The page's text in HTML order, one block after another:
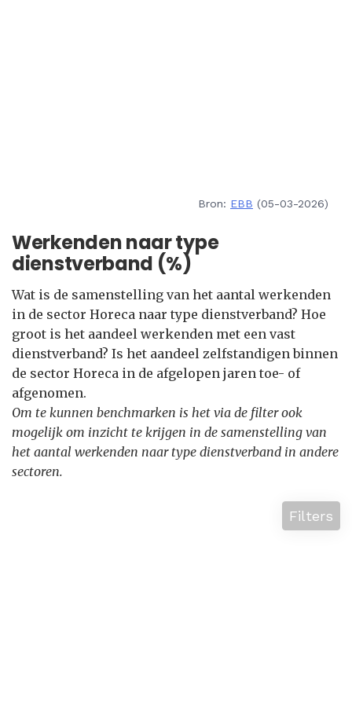
Bron: EBB (05-03-2026)
Werkenden naar type
dienstverband (%)
Wat is de samenstelling van het aantal werkenden
in de sector Horeca naar type dienstverband? Hoe
groot is het aandeel werkenden met een vast
dienstverband? Is het aandeel zelfstandigen binnen
de sector Horeca in de afgelopen jaren toe- of
afgenomen.
Om te kunnen benchmarken is het via de filter ook
mogelijk om inzicht te krijgen in de samenstelling van
het aantal werkenden naar type dienstverband in andere
sectoren.
Filters